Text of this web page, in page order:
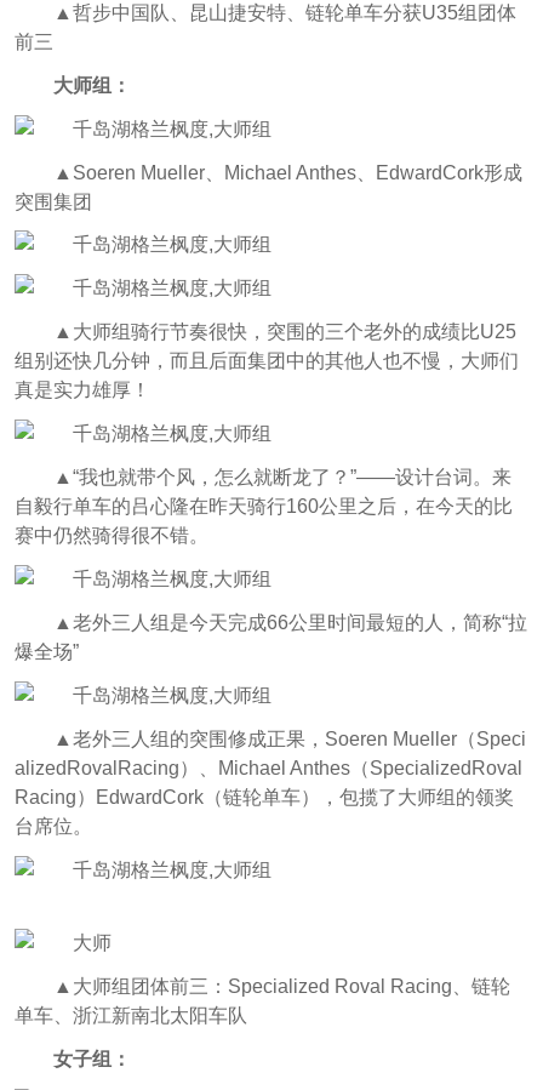
▲哲步中国队、昆山捷安特、链轮单车分获U35组团体
前三
大师组：
▲Soeren Mueller、Michael Anthes、EdwardCork形成
突围集团
▲大师组骑行节奏很快，突围的三个老外的成绩比U25
组别还快几分钟，而且后面集团中的其他人也不慢，大师们
真是实力雄厚！
▲“我也就带个风，怎么就断龙了？”——设计台词。来
自毅行单车的吕心隆在昨天骑行160公里之后，在今天的比
赛中仍然骑得很不错。
▲老外三人组是今天完成66公里时间最短的人，简称“拉
爆全场”
▲老外三人组的突围修成正果，Soeren Mueller（Speci
alizedRovalRacing）、Michael Anthes（SpecializedRoval
Racing）EdwardCork（链轮单车），包揽了大师组的领奖
台席位。
▲大师组团体前三：Specialized Roval Racing、链轮
单车、浙江新南北太阳车队
女子组：